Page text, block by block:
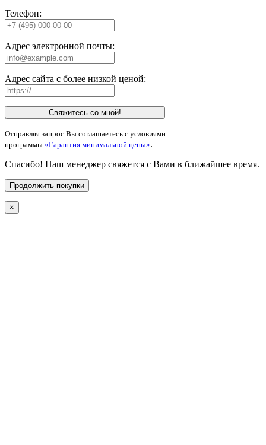
Телефон:
Адрес электронной почты:
Адрес сайта с более низкой ценой:
Свяжитесь со мной!
Отправляя запрос Вы соглашаетесь с условиями
программы «Гарантия минимальной цены».
Спасибо! Наш менеджер свяжется с Вами в ближайшее время.
Продолжить покупки
×